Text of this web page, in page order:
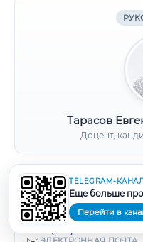
Тарасов
Доцент,
💬МЕССЕНДЖЕР MAX
+7 (920) 211-67-25
📞ТЕЛЕФОНЫ
+7 (906) 581-43-22
TELEGRAM-КАНАЛ
Еще больше
Перейти в